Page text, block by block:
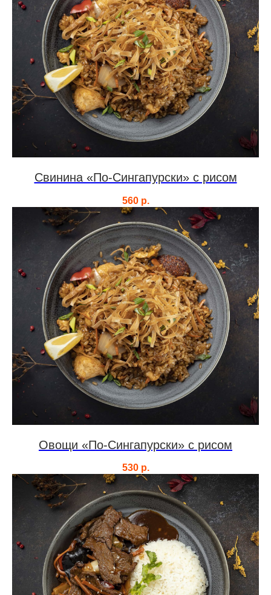
Свинина «По-Сингапурски» с рисом
560 р.
Овощи «По-Сингапурски» с рисом
530 р.